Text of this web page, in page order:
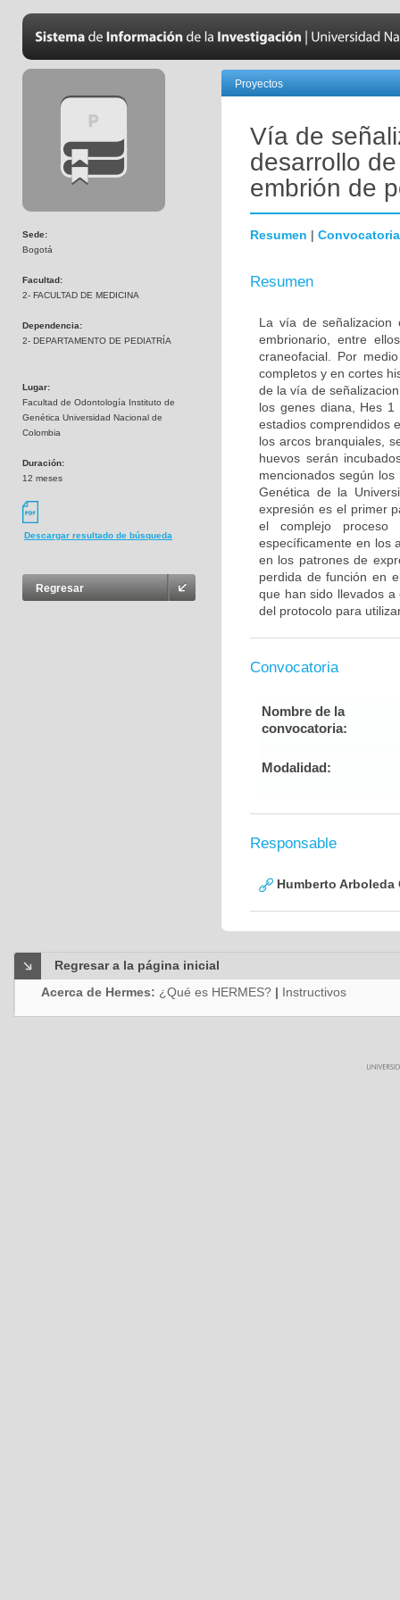
Sede:
Bogotá
Facultad:
2- FACULTAD DE MEDICINA
Dependencia:
2- DEPARTAMENTO DE PEDIATRÍA
Lugar:
Facultad de Odontología Instituto de
Genética Universidad Nacional de
Colombia
Duración:
12 meses
Descargar resultado de búsqueda
Regresar
Proyectos
Vía de
desarrollo
embrión de
Resumen | Convocatoria
Resumen
La vía de señalizacion
embrionario, entre
craneofacial. Por
completos y en cortes
de la vía de
los genes diana, Hes
estadios comprendidos
los arcos branquiales,
huevos serán
mencionados según
Genética de la
expresión es el primer
el complejo proceso
específicamente en los
en los patrones de
perdida de función en
que han sido llevados
del protocolo para
Convocatoria
Nombre de la
convocatoria:
Modalidad:
Responsable
Humberto Arboleda
Regresar a la página inicial
Acerca de Hermes: ¿Qué es HERMES? | Instructivos